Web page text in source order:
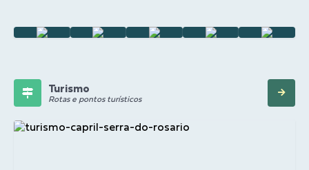
Turismo
Rotas e pontos turísticos